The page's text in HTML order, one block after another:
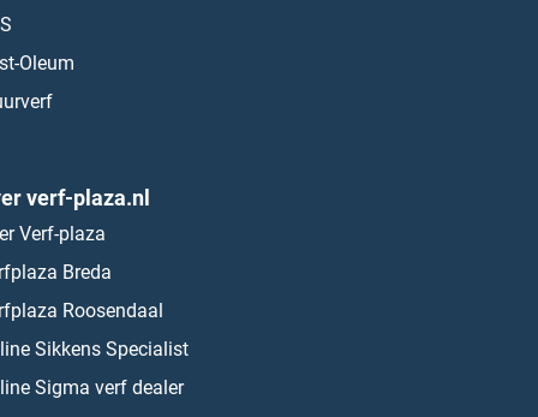
Oleum
verf-plaza.nl
Verf-plaza
Breda
Roosendaal
Sikkens Specialist
Sigma verf dealer